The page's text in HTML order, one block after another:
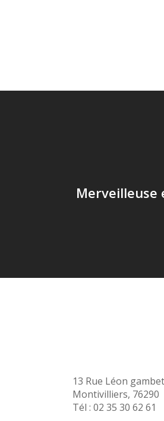
Merveilleuse
13 Rue Léon
Montivilliers, 76290
Tél : 02 35 30 62 61